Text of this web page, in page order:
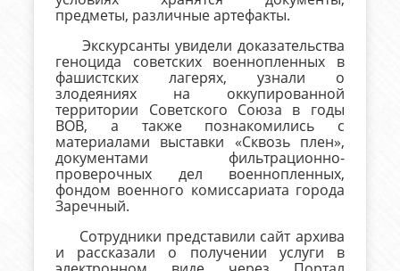
предметы, различные артефакты.
Экскурсанты увидели доказательства
геноцида советских военнопленных в
фашистских лагерях, узнали о
злодеяниях на оккупированной
территории Советского Союза в годы
ВОВ, а также познакомились с
материалами выставки «Сквозь плен»,
документами фильтрационно-
проверочных дел военнопленных,
фондом военного комиссариата города
Заречный.
Сотрудники представили сайт архива
и рассказали о получении услуги в